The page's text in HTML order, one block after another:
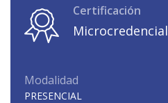
Certificación
Microcredencial
Modalidad
PRESENCIAL